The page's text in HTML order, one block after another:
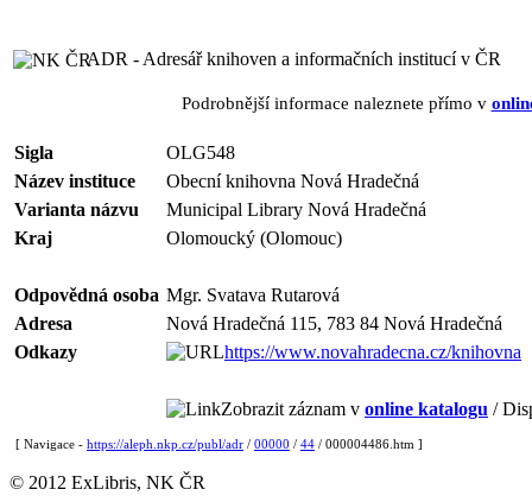
ADR - Adresář knihoven a informačních institucí v ČR
Podrobnější informace naleznete přímo v
Sigla
OLG548
Název instituce
Obecní knihovna Nová Hradečná
Varianta názvu
Municipal Library Nová Hradečná
Kraj
Olomoucký (Olomouc)
Odpovědná osoba Mgr. Svatava Rutarová
Adresa
Nová Hradečná 115, 783 84 Nová Hradečná
Odkazy
https://www.novahradecna.cz/knihovna
Zobrazit záznam v online katalogu /
[ Navigace - https://aleph.nkp.cz/publ/adr / 00000 / 44 / 000004486.htm ]
© 2012 ExLibris, NK ČR